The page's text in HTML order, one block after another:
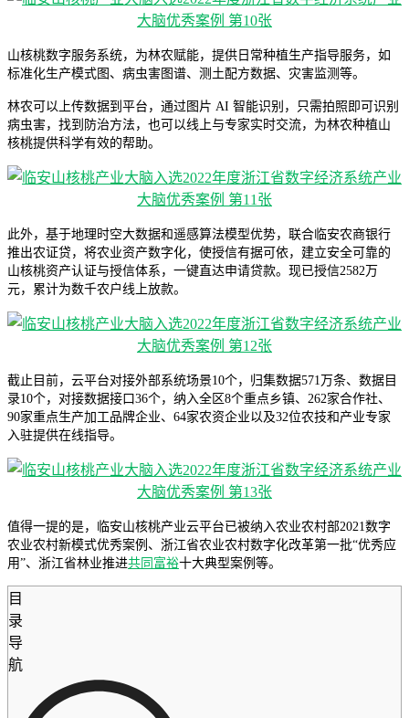
山核桃数字服务系统，为林农赋能，提供日常种植生产指导服务，如
标准化生产模式图、病虫害图谱、测土配方数据、灾害监测等。
林农可以上传数据到平台，通过图片 AI 智能识别，只需拍照即可识别
病虫害，找到防治方法，也可以线上与专家实时交流，为林农种植山
核桃提供科学有效的帮助。
此外，基于地理时空大数据和遥感算法模型优势，联合临安农商银行
推出农证贷，将农业资产数字化，使授信有据可依，建立安全可靠的
山核桃资产认证与授信体系，一键直达申请贷款。现已授信2582万
元，累计为数千农户线上放款。
截止目前，云平台对接外部系统场景10个，归集数据571万条、数据目
录10个，对接数据接口36个，纳入全区8个重点乡镇、262家合作社、
90家重点生产加工品牌企业、64家农资企业以及32位农技和产业专家
入驻提供在线指导。
值得一提的是，临安山核桃产业云平台已被纳入农业农村部2021数字
农业农村新模式优秀案例、浙江省农业农村数字化改革第一批“优秀应
用”、浙江省林业推进共同富裕十大典型案例等。
目
录
导
航